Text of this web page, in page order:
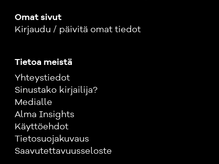
Omat sivut
Kirjaudu / päivitä omat tiedot
Tietoa meistä
Yhteystiedot
Sinustako kirjailija?
Medialle
Alma Insights
Käyttöehdot
Tietosuojakuvaus
Saavutettavuusseloste